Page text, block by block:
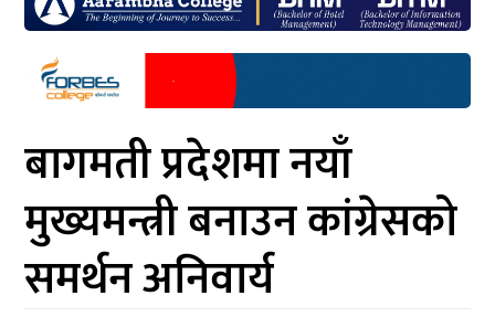
सेरोफेरो
समाचार
आर्थिक
मनोरञ्जन
खेलकुद
बागमती प्रदेशमा नयाँ
मुख्यमन्त्री बनाउन कांग्रेसको
समर्थन अनिवार्य